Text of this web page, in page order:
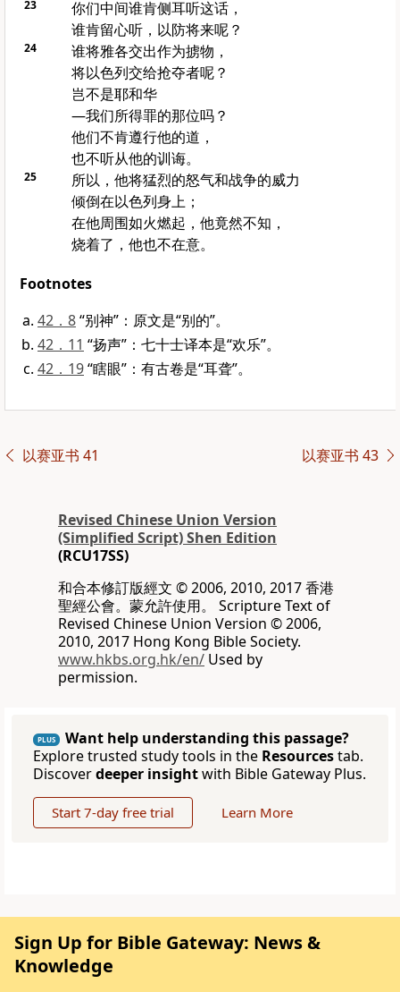
23
你们中间谁肯侧耳听这话，
谁肯留心听，以防将来呢？
24 谁将雅各交出作为掳物，
将以色列交给抢夺者呢？
岂不是耶和华
—我们所得罪的那位吗？
他们不肯遵行他的道，
也不听从他的训诲。
25
所以，他将猛烈的怒气和战争的威力
倾倒在以色列身上；
在他周围如火燃起，他竟然不知，
烧着了，他也不在意。
Footnotes
42．8“别神”：原文是“别的”。
42．11 “扬声”：七十士译本是“欢乐”。
42．19“瞎眼”：有古卷是“耳聋”。
以赛亚书 41 以赛亚书 43
Revised Chinese Union Version
(Simplified Script) Shen Edition
(RCU17SS)
和合本修訂版經文 © 2006, 2010, 2017 香港
聖經公會。蒙允許使用。 Scripture Text of
Revised Chinese Union Version © 2006,
2010, 2017 Hong Kong Bible Society.
www.hkbs.org.hk/en/ Used by
permission.
PLUS
Want help understanding this passage?
Explore trusted study tools in the Resourcestab.
Discoverdeeper insightwith Bible Gateway Plus.
Start 7-day free trial Learn More
Sign Up for Bible Gateway: News &
Knowledge